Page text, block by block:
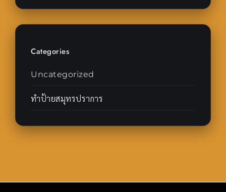
Categories
Uncategorized
ทำป้ายสมุทรปราการ